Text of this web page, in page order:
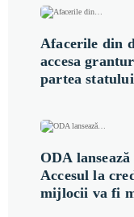
Afacerile din
accesa
partea
ODA
Accesul la
mijlocii va fi